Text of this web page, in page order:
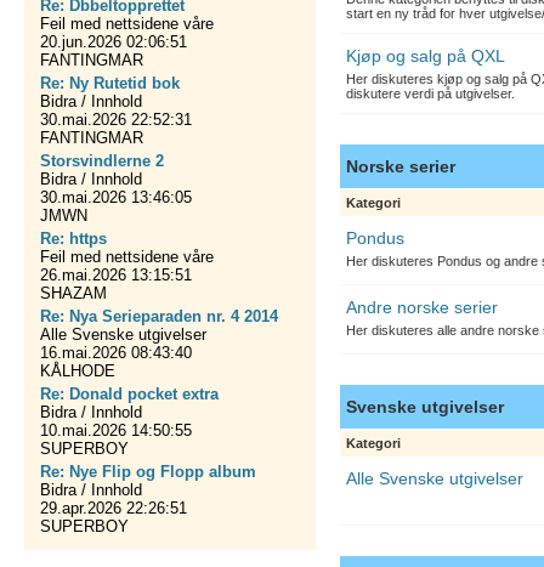
Re: Dbbeltopprettet
Feil med nettsidene våre
20.jun.2026 02:06:51
FANTINGMAR
Re: Ny Rutetid bok
Bidra / Innhold
30.mai.2026 22:52:31
FANTINGMAR
Storsvindlerne 2
Bidra / Innhold
30.mai.2026 13:46:05
JMWN
Re: https
Feil med nettsidene våre
26.mai.2026 13:15:51
SHAZAM
Re: Nya Serieparaden nr. 4 2014
Alle Svenske utgivelser
16.mai.2026 08:43:40
KÅLHODE
Re: Donald pocket extra
Bidra / Innhold
10.mai.2026 14:50:55
SUPERBOY
Re: Nye Flip og Flopp album
Bidra / Innhold
29.apr.2026 22:26:51
SUPERBOY
start en ny tråd for hver
Kjøp og salg på QXL
Her diskuteres kjøp og salg på
diskutere verdi på utgivelser.
Norske serier
Kategori
Pondus
Her diskuteres Pondus og
Andre norske serier
Her diskuteres alle andre
Svenske utgivelser
Kategori
Alle Svenske utgivelser